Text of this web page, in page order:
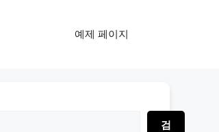
예제 페이지
검